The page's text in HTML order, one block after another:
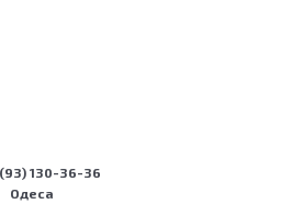
130-36-36
Одеса